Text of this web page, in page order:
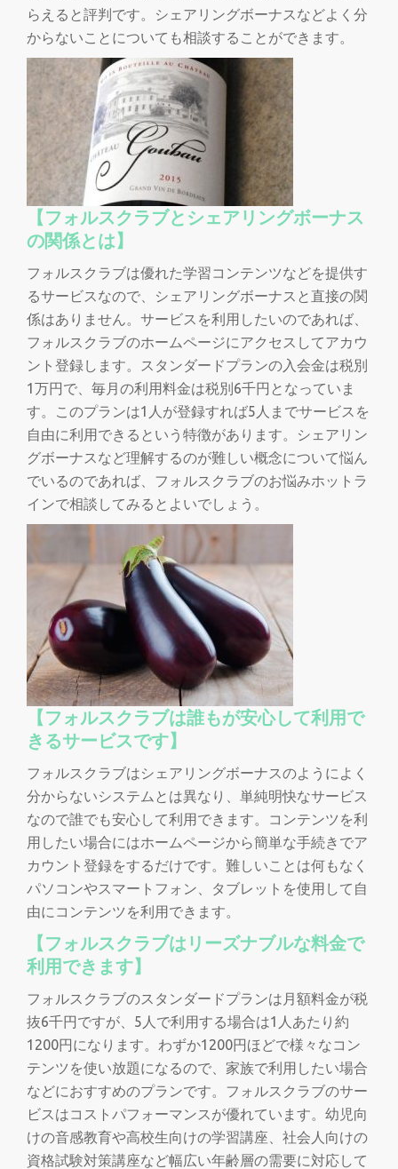
らえると評判です。シェアリングボーナスなどよく分
からないことについても相談することができます。
【フォルスクラブとシェアリングボーナス
の関係とは】
フォルスクラブは優れた学習コンテンツなどを提供す
るサービスなので、シェアリングボーナスと直接の関
係はありません。サービスを利用したいのであれば、
フォルスクラブのホームページにアクセスしてアカウ
ント登録します。スタンダードプランの入会金は税別
1万円で、毎月の利用料金は税別6千円となっていま
す。このプランは1人が登録すれば5人までサービスを
自由に利用できるという特徴があります。シェアリン
グボーナスなど理解するのが難しい概念について悩ん
でいるのであれば、フォルスクラブのお悩みホットラ
インで相談してみるとよいでしょう。
【フォルスクラブは誰もが安心して利用で
きるサービスです】
フォルスクラブはシェアリングボーナスのようによく
分からないシステムとは異なり、単純明快なサービス
なので誰でも安心して利用できます。コンテンツを利
用したい場合にはホームページから簡単な手続きでア
カウント登録をするだけです。難しいことは何もなく
パソコンやスマートフォン、タブレットを使用して自
由にコンテンツを利用できます。
【フォルスクラブはリーズナブルな料金で
利用できます】
フォルスクラブのスタンダードプランは月額料金が税
抜6千円ですが、5人で利用する場合は1人あたり約
1200円になります。わずか1200円ほどで様々なコン
テンツを使い放題になるので、家族で利用したい場合
などにおすすめのプランです。フォルスクラブのサー
ビスはコストパフォーマンスが優れています。幼児向
けの音感教育や高校生向けの学習講座、社会人向けの
資格試験対策講座など幅広い年齢層の需要に対応して